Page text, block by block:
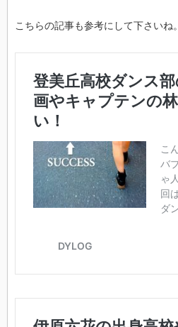
こちらの記事も参考にして下さいね。